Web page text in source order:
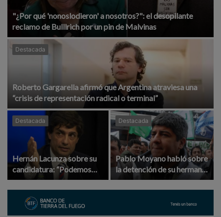
"¿Por qué 'nonoslodieron' a nosotros?": el desopilante
reclamo de Bulllrich por un pin de Malvinas
Destacada
Roberto Gargarella afirmó que Argentina atraviesa una
“crisis de representación radical o terminal”
Destacada
Hernán Lacunza sobre su
candidatura: “Podemos
presentar una mejor
propuesta que Milei y
Kicillof”
Destacada
Pablo Moyano habló sobre
la detención de su hermano
Facundo: "Que lo defina la
Justicia"